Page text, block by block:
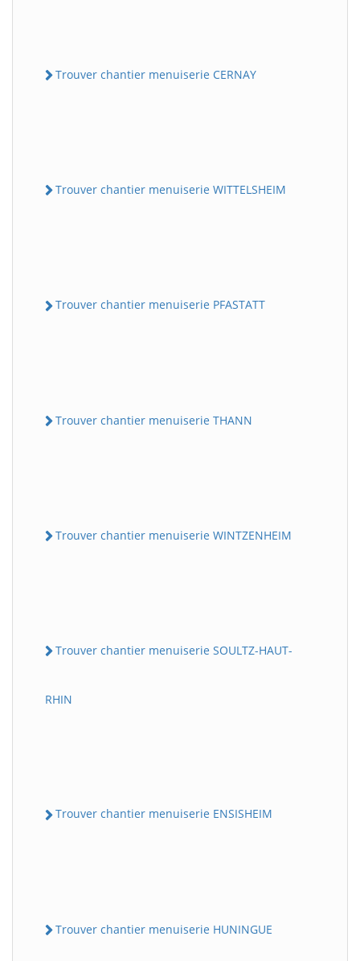
Trouver chantier menuiserie CERNAY
Trouver chantier menuiserie WITTELSHEIM
Trouver chantier menuiserie PFASTATT
Trouver chantier menuiserie THANN
Trouver chantier menuiserie WINTZENHEIM
Trouver chantier menuiserie SOULTZ-HAUT-
RHIN
Trouver chantier menuiserie ENSISHEIM
Trouver chantier menuiserie HUNINGUE